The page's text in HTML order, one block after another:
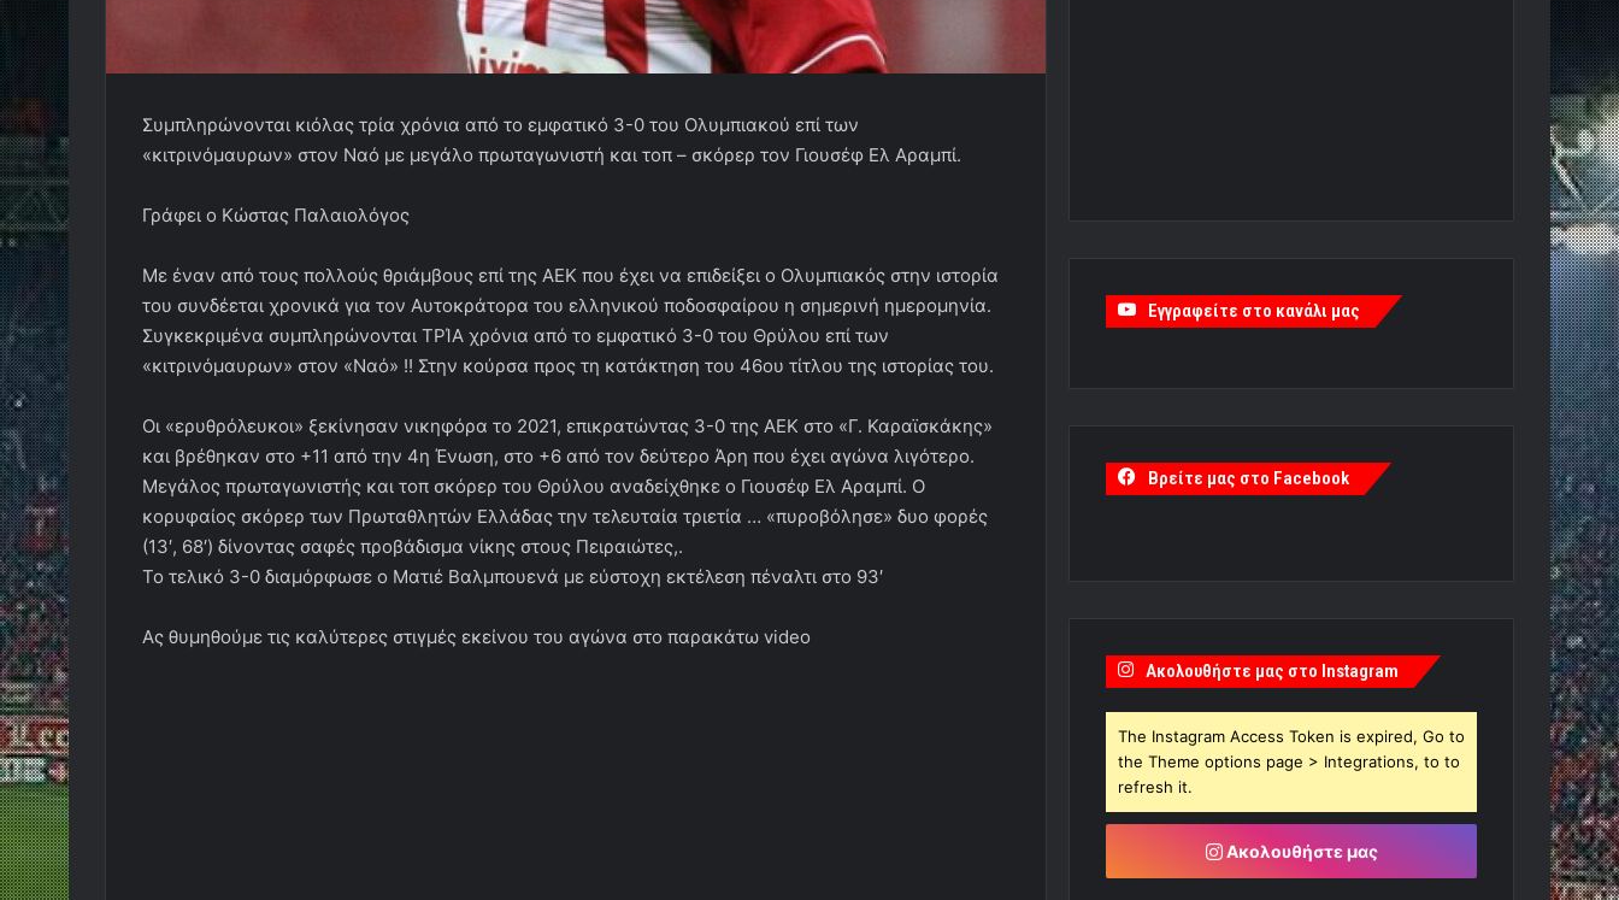
Συμπληρώνονται κιόλας τρία χρόνια από το εμφατικό 3-0 του Ολυμπιακού επί των
«κιτρινόμαυρων» στον Ναό με μεγάλο πρωταγωνιστή και τοπ – σκόρερ τον Γιουσέφ Ελ Αραμπί.
Γράφει ο Κώστας Παλαιολόγος
Με έναν από τους πολλούς θριάμβους επί της ΑΕΚ που έχει να επιδείξει ο Ολυμπιακός στην ιστορία
του συνδέεται χρονικά για τον Αυτοκράτορα του ελληνικού ποδοσφαίρου η σημερινή ημερομηνία.
Συγκεκριμένα συμπληρώνονται ΤΡΊΑ χρόνια από το εμφατικό 3-0 του Θρύλου επί των
«κιτρινόμαυρων» στον «Ναό» !! Στην κούρσα προς τη κατάκτηση του 46ου τίτλου της ιστορίας του.
Οι «ερυθρόλευκοι» ξεκίνησαν νικηφόρα το 2021, επικρατώντας 3-0 της ΑΕΚ στο «Γ. Καραϊσκάκης»
και βρέθηκαν στο +11 από την 4η Ένωση, στο +6 από τον δεύτερο Άρη που έχει αγώνα λιγότερο.
Μεγάλος πρωταγωνιστής και τοπ σκόρερ του Θρύλου αναδείχθηκε ο Γιουσέφ Ελ Αραμπί. Ο
κορυφαίος σκόρερ των Πρωταθλητών Ελλάδας την τελευταία τριετία … «πυροβόλησε» δυο φορές
(13′, 68′) δίνοντας σαφές προβάδισμα νίκης στους Πειραιώτες,.
Το τελικό 3-0 διαμόρφωσε ο Ματιέ Βαλμπουενά με εύστοχη εκτέλεση πέναλτι στο 93′
Ας θυμηθούμε τις καλύτερες στιγμές εκείνου του αγώνα στο παρακάτω video
Εγγραφείτε στο κανάλι μας
Βρείτε μας στο Facebook
Ακολουθήστε μας στο Instagram
The Instagram Access Token is expired, Go to
the Theme options page > Integrations, to to
refresh it.
Ακολουθήστε μας